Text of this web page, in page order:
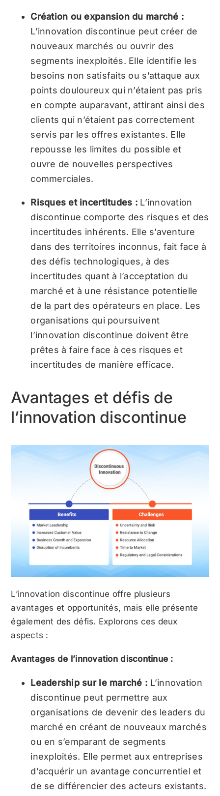
Création ou expansion du marché :
L’innovation discontinue peut créer de
nouveaux marchés ou ouvrir des
segments inexploités. Elle identifie les
besoins non satisfaits ou s’attaque aux
points douloureux qui n’étaient pas pris
en compte auparavant, attirant ainsi des
clients qui n’étaient pas correctement
servis par les offres existantes. Elle
repousse les limites du possible et
ouvre de nouvelles perspectives
commerciales.
Risques et incertitudes :L’innovation
discontinue comporte des risques et des
incertitudes inhérents. Elle s’aventure
dans des territoires inconnus, fait face à
des défis technologiques, à des
incertitudes quant à l’acceptation du
marché et à une résistance potentielle
de la part des opérateurs en place. Les
organisations qui poursuivent
l’innovation discontinue doivent être
prêtes à faire face à ces risques et
incertitudes de manière efficace.
Avantages et défis de
l’innovation discontinue
L’innovation discontinue offre plusieurs
avantages et opportunités, mais elle présente
également des défis. Explorons ces deux
aspects :
Avantages de l’innovation discontinue :
Leadership sur le marché : L’innovation
discontinue peut permettre aux
organisations de devenir des leaders du
marché en créant de nouveaux marchés
ou en s’emparant de segments
inexploités. Elle permet aux entreprises
d’acquérir un avantage concurrentiel et
de se différencier des acteurs existants.